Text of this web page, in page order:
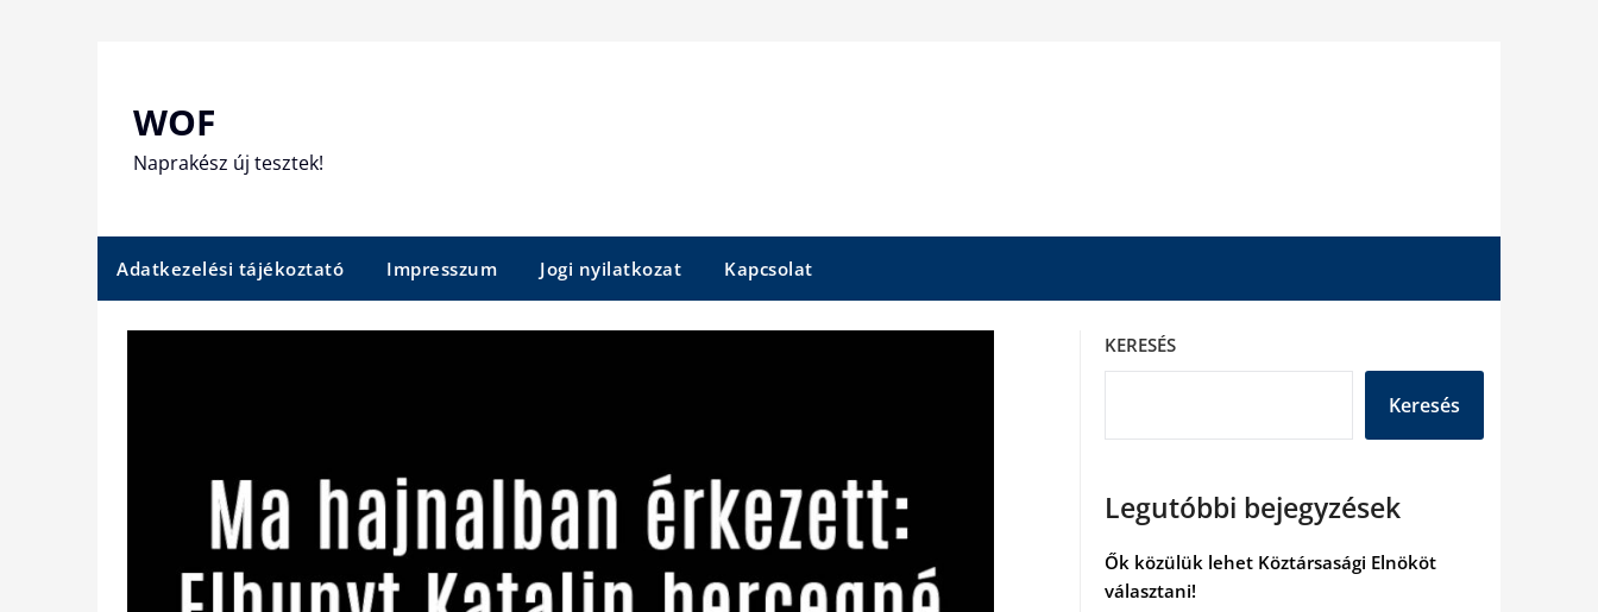
WOF
Naprakész új tesztek!
Adatkezelési tájékoztató Impresszum Jogi nyilatkozat Kapcsolat
KERESÉS
Keresés
Legutóbbi bejegyzések
Ők közülük lehet Köztársasági Elnököt
választani!